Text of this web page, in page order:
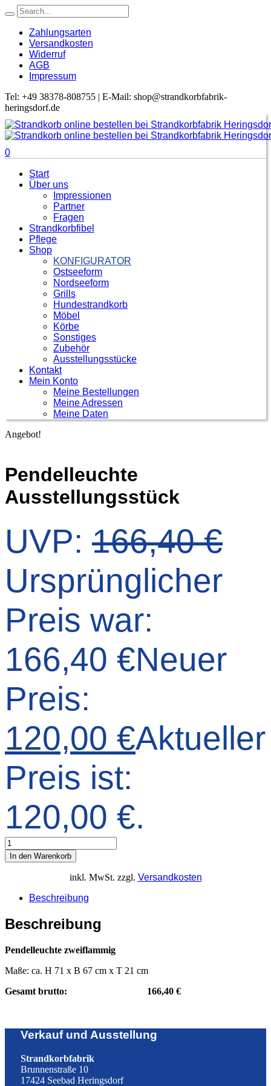
Zahlungsarten
Versandkosten
Widerruf
AGB
Impressum
Tel: +49 38378-808755 | E-Mail: shop@strandkorbfabrik-
heringsdorf.de
0
Start
Über uns
Impressionen
Partner
Fragen
Strandkorbfibel
Pflege
Shop
KONFIGURATOR
Ostseeform
Nordseeform
Grills
Hundestrandkorb
Möbel
Körbe
Sonstiges
Zubehör
Ausstellungsstücke
Kontakt
Mein Konto
Meine Bestellungen
Meine Adressen
Meine Daten
Angebot!
Pendelleuchte
Ausstellungsstück
UVP: 166,40 €
Ursprünglicher
Preis war:
166,40 €Neuer
Preis:
120,00 €Aktueller
Preis ist:
120,00 €.
In den Warenkorb
inkl. MwSt. zzgl. Versandkosten
Beschreibung
Beschreibung
Pendelleuchte zweiflammig
Maße: ca. H 71 x B 67 cm x T 21 cm
Gesamt brutto: 166,40 €
Verkauf und Ausstellung
Strandkorbfabrik
Brunnenstraße 10
17424 Seebad Heringsdorf